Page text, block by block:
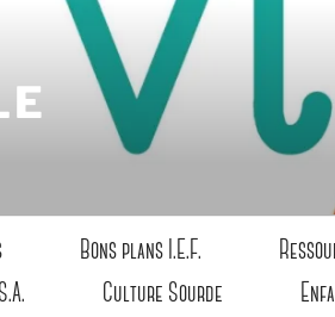
Bons plans I.E.F.
Culture Sourde